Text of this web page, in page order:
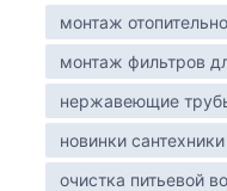
монтаж
монтаж фильтров
нержавеющие
новинки сантехники
очистка питьевой